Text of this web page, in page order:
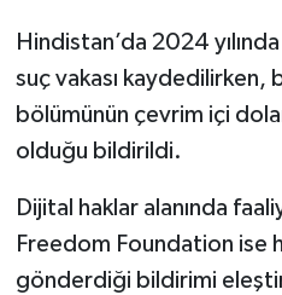
Hindistan’da 2024
suç vakası kaydedilirken,
bölümünün çevrim içi
olduğu bildirildi.
Dijital haklar alanında
Freedom Foundation ise
gönderdiği bildirimi